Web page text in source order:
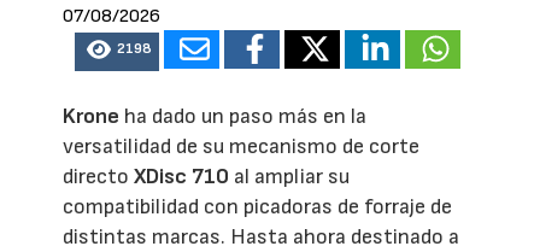
07/08/2026
2198
Krone ha dado un paso más en la
versatilidad de su mecanismo de corte
directoXDisc 710 al ampliar su
compatibilidad con picadoras de forraje de
distintas marcas. Hasta ahora destinado a